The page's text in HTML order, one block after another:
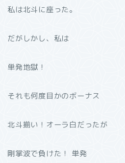
私は北斗に座った。
だがしかし、私は
単発地獄！
それも何度目かのボーナス
北斗揃い！オーラ白だったが
剛掌波で負けた！ 単発